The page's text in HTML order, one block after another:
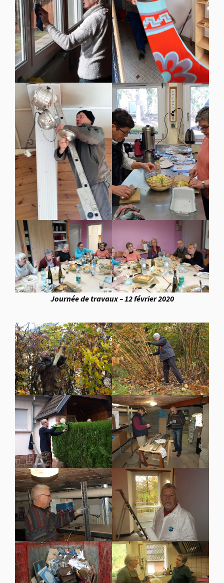
Journée de travaux – 12 février 2020